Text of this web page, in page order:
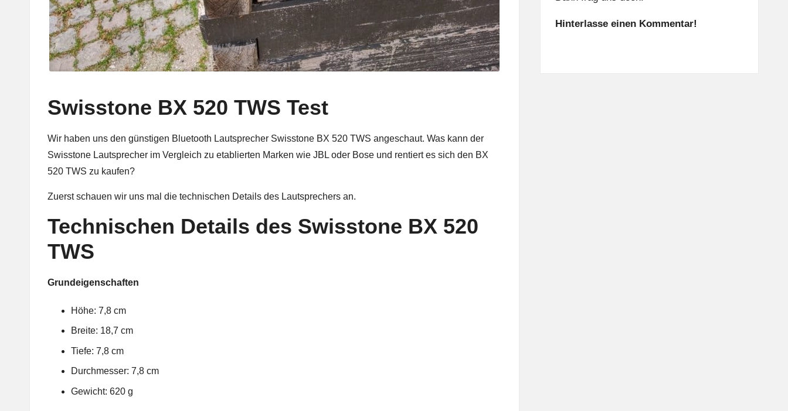
Swisstone BX 520 TWS Test
Wir haben uns den günstigen Bluetooth Lautsprecher Swisstone BX 520 TWS angeschaut. Was kann der
Swisstone Lautsprecher im Vergleich zu etablierten Marken wie JBL oder Bose und rentiert es sich den BX
520 TWS zu kaufen?
Zuerst schauen wir uns mal die technischen Details des Lautsprechers an.
Technischen Details des Swisstone BX 520
TWS
Grundeigenschaften
Höhe: 7,8 cm
Breite: 18,7 cm
Tiefe: 7,8 cm
Durchmesser: 7,8 cm
Gewicht: 620 g
Hinterlasse einen Kommentar!